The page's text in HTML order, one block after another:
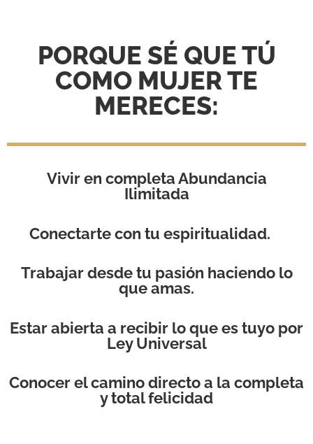
PORQUE SÉ QUE TÚ
COMO MUJER TE
MERECES:
Vivir en completa Abundancia
Ilimitada
Conectarte con tu espiritualidad.
Trabajar desde tu pasión haciendo lo
que amas.
Estar abierta a recibir lo que es tuyo por
Ley Universal
Conocer el camino directo a la completa
y total felicidad